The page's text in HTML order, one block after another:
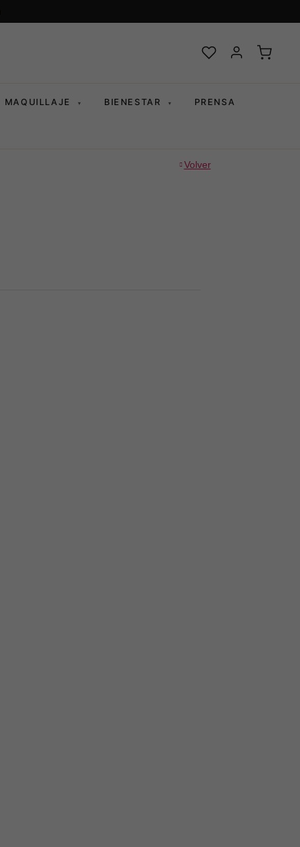
MAQUILLAJE ▾ BIENESTAR ▾ PRENSA
Volver